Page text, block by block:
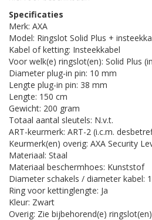
Specificaties
Merk: AXA
Model: Ringslot Solid Plus +
Kabel of ketting: Insteekkabel
Voor welk(e) ringslot(en): Solid Plus
Diameter plug-in pin: 10 mm
Lengte plug-in pin: 38 mm
Lengte: 150 cm
Gewicht: 200 gram
Totaal aantal sleutels: N.v.t.
ART-keurmerk: ART-2 (i.c.m.
Keurmerk(en) overig: AXA Security
Materiaal: Staal
Materiaal beschermhoes: Kunststof
Diameter schakels / diameter kabel:
Ring voor kettinglengte: Ja
Kleur: Zwart
Overig: Zie bijbehorend(e) ringslot(en)